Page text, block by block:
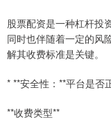
股票配资是一种杠杆投
同时也伴随着一定的风
解其收费标准是关键。
* **安全性：**平台是否
**收费类型**